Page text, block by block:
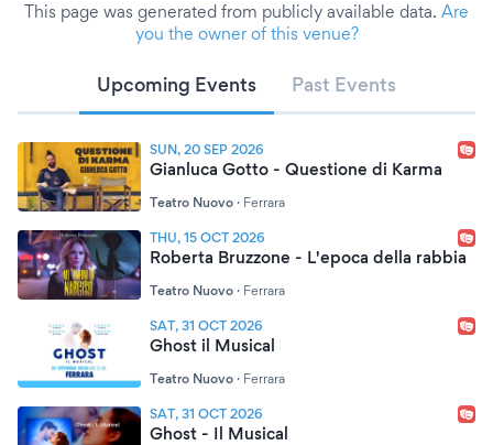
This page was generated from publicly available data. Are
you the owner of this venue?
Upcoming Events Past Events
SUN, 20 SEP 2026
Gianluca Gotto - Questione di Karma
Teatro Nuovo · Ferrara
THU, 15 OCT 2026
Roberta Bruzzone - L'epoca della rabbia
Teatro Nuovo · Ferrara
SAT, 31 OCT 2026
Ghost il Musical
Teatro Nuovo · Ferrara
SAT, 31 OCT 2026
Ghost - Il Musical